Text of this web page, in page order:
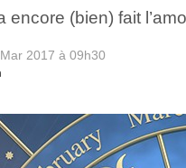
encore (bien) fait
2017 à 09h30